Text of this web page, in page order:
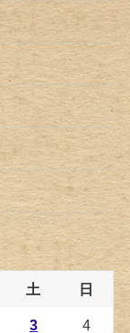
土 日
3 4